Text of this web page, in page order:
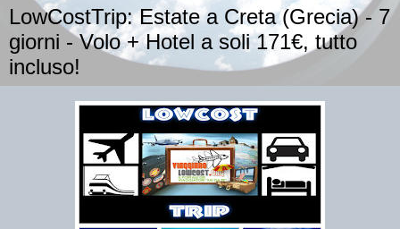
LowCostTrip: Estate a Creta (Grecia) - 7
giorni - Volo + Hotel a soli 171€, tutto
incluso!